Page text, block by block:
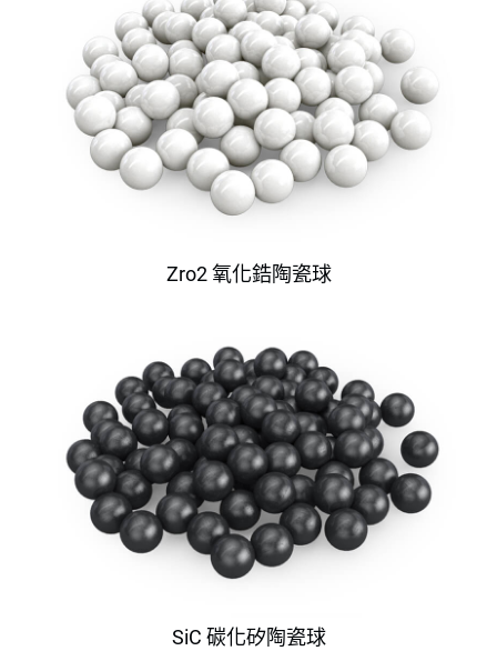
Zro2 氧化鋯陶瓷球
SiC 碳化矽陶瓷球